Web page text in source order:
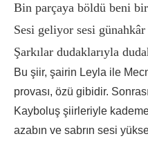
Bin parçaya böldü beni bir
Sesi geliyor sesi günahkâr
Şarkılar dudaklarıyla
Bu şiir, şairin Leyla ile
provası, özü gibidir.
Kayboluş şiirleriyle
azabın ve sabrın sesi